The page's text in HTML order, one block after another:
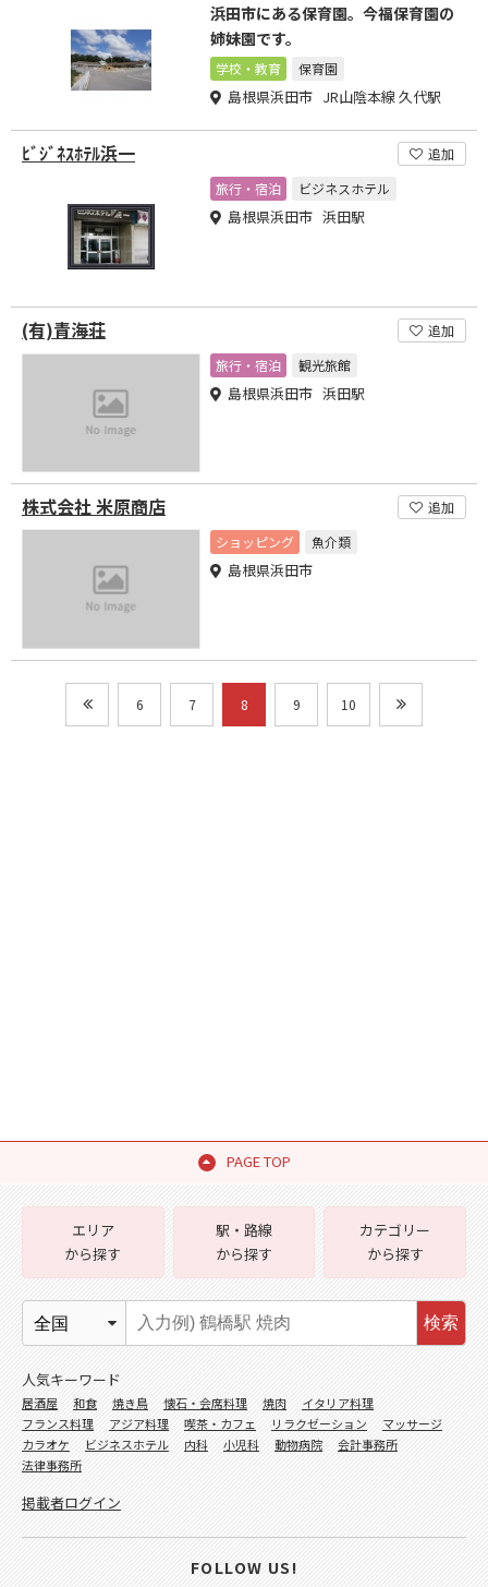
浜田市にある保育園。今福保育園の
姉妹園です。
学校・教育 保育園
島根県浜田市 JR山陰本線 久代駅
ﾋﾞｼﾞﾈｽﾎﾃﾙ浜一
追加
旅行・宿泊
ビジネスホテル
島根県浜田市 浜田駅
(有)青海荘
追加
旅行・宿泊
観光旅館
島根県浜田市 浜田駅
株式会社 米原商店
追加
ショッピング
魚介類
島根県浜田市
6 7 8 9 10
PAGE TOP
エリア
から探す
駅・路線
から探す
カテゴリー
から探す
検索
人気キーワード
居酒屋 和食 焼き鳥 懐石・会席料理 焼肉
イタリア料理
フランス料理
アジア料理 喫茶・カフェ リラクゼーション
マッサージ
カラオケ
ビジネスホテル 内科 小児科 動物病院
会計事務所
法律事務所
掲載者ログイン
FOLLOW US!